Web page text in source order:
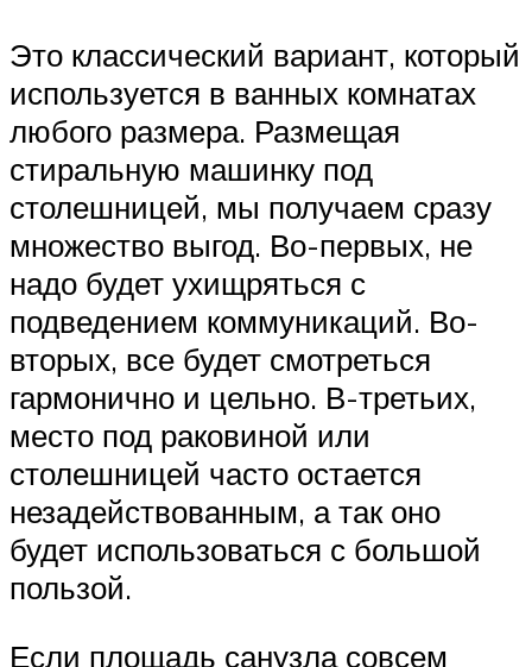
Это классический вариант, который
используется в ванных комнатах
любого размера. Размещая
стиральную машинку под
столешницей, мы получаем сразу
множество выгод. Во-первых, не
надо будет ухищряться с
подведением коммуникаций. Во-
вторых, все будет смотреться
гармонично и цельно. В-третьих,
место под раковиной или
столешницей часто остается
незадействованным, а так оно
будет использоваться с большой
пользой.
Если площадь санузла совсем